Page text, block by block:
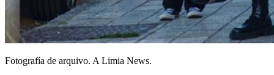
Fotografía de arquivo. A Limia News.